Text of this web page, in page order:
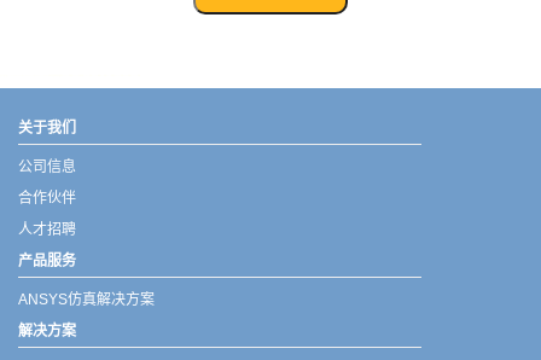
关于我们
公司信息
合作伙伴
人才招聘
产品服务
ANSYS仿真解决方案
解决方案